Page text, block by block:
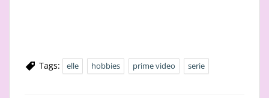
Tags: elle hobbies prime video serie